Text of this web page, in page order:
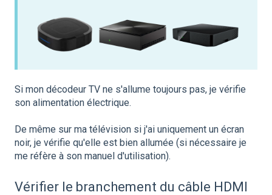
Si mon décodeur TV ne s'allume toujours pas, je vérifie
son alimentation électrique.
De même sur ma télévision si j'ai uniquement un écran
noir, je vérifie qu'elle est bien allumée (si nécessaire je
me réfère à son manuel d'utilisation).
Vérifier le branchement du câble HDMI